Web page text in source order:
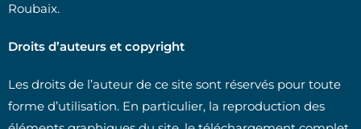
Roubaix.
Droits d’auteurs et copyright
Les droits de l’auteur de ce site sont réservés pour toute
forme d’utilisation. En particulier, la reproduction des